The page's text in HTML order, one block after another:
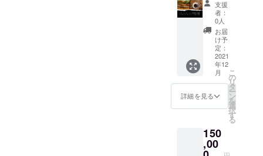
局営業
時間外
は郵便
局駐車
場に車
を停め
られま
す。そ
れ以外
はりぶ
ら駐車
近隣の
駐車場
をご利
ズ岡崎
店にて
引き渡
しま
す。 ＊
計測及
び完成
後引き
渡し時
来店い
ただけ
ターン
品で
お願い
いたし
ます。
支援ご
本人の
名前以
外でも
OKです
ので、
の名前
をご記
＊原則
とし
て、個
は対象
外で
す。店
内での
ご飲用
のみと
なりま
す。 ＊
営業日
は１ヶ
月に２
す。 ＊
飲み放
題の
上とし
ます
が、予
期せぬ
天災等
によっ
て剥が
れ、修
復不可
能な場
ありま
せん。
＊掲載
年間飲
み放題
チケッ
ト（ご
本人様
のみ）
＋ホッ
トドッ
ク券１
２枚＋
御礼の
メール
ヒー飲
み放題
チケッ
支援
者：
0人
お届
け予
定：
2021
年12
月
詳細を見る
こ
の
リ
タ
ー
ン
を
選
択
す
る
150
,00